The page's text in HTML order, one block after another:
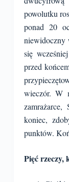
powolutku
ponad 20
niewidoczny
się
przed
wieczór. W
koniec,
punktów.
Pięć rzeczy,